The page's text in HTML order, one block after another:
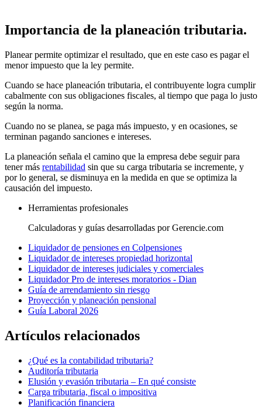
Importancia de la planeación tributaria.
Planear permite optimizar el resultado, que en este caso es pagar el
menor impuesto que la ley permite.
Cuando se hace planeación tributaria, el contribuyente logra cumplir
cabalmente con sus obligaciones fiscales, al tiempo que paga lo justo
según la norma.
Cuando no se planea, se paga más impuesto, y en ocasiones, se
terminan pagando sanciones e intereses.
La planeación señala el camino que la empresa debe seguir para
tener más rentabilidad sin que su carga tributaria se incremente, y
por lo general, se disminuya en la medida en que se optimiza la
causación del impuesto.
Herramientas profesionales
Calculadoras y guías desarrolladas por Gerencie.com
Liquidador de pensiones en Colpensiones
Liquidador de intereses propiedad horizontal
Liquidador de intereses judiciales y comerciales
Liquidador Pro de intereses moratorios - Dian
Guía de arrendamiento sin riesgo
Proyección y planeación pensional
Guía Laboral 2026
Artículos relacionados
¿Qué es la contabilidad tributaria?
Auditoría tributaria
Elusión y evasión tributaria – En qué consiste
Carga tributaria, fiscal o impositiva
Planificación financiera